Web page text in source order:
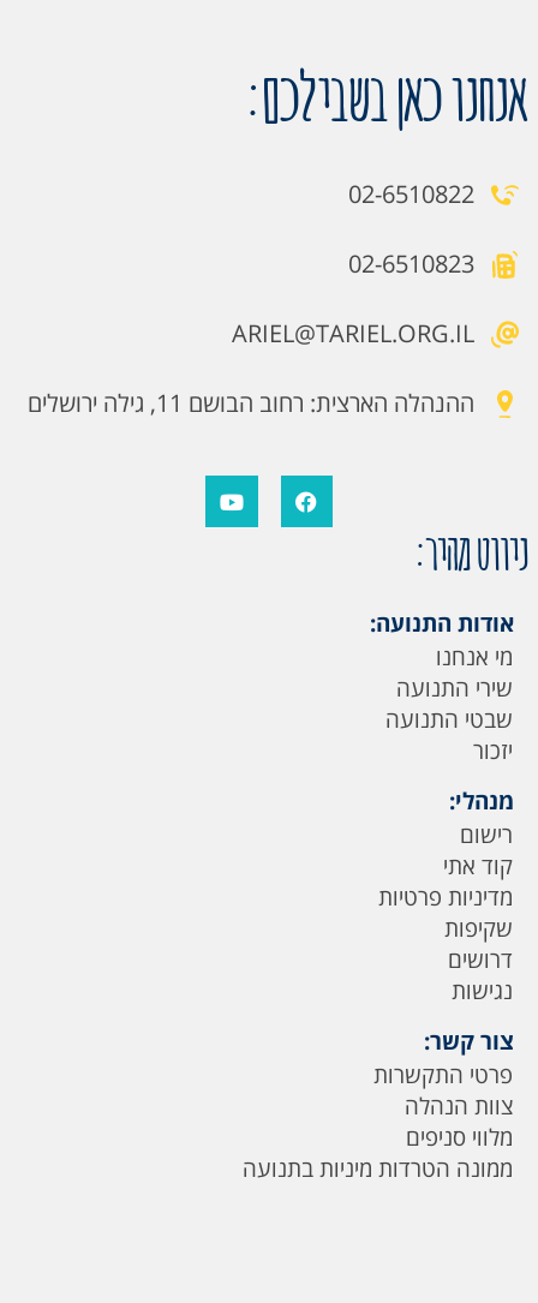
אנחנו כאן בשבילכם:
02-6510822
02-6510823
ARIEL@TARIEL.ORG.IL
ההנהלה הארצית: רחוב הבושם 11, גילה ירושלים
ניווט מהיר:
אודות התנועה:
מי אנחנו
שירי התנועה
שבטי התנועה
יזכור
מנהלי:
רישום
קוד אתי
מדיניות פרטיות
שקיפות
דרושים
נגישות
צור קשר:
פרטי התקשרות
צוות הנהלה
מלווי סניפים
ממונה הטרדות מיניות בתנועה